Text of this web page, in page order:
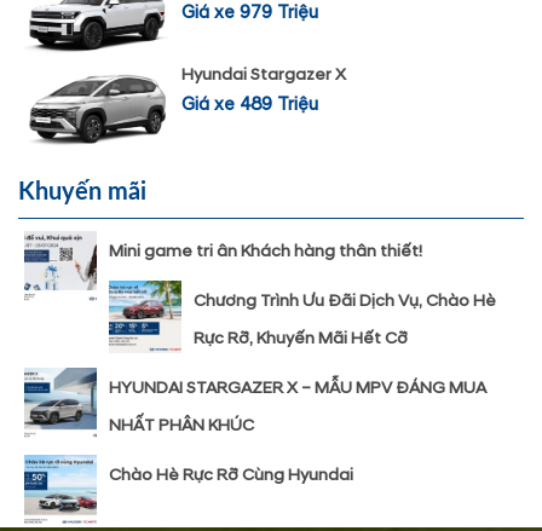
Giá xe 979 Triệu
Hyundai Stargazer X
Giá xe 489 Triệu
Khuyến mãi
Mini game tri ân Khách hàng thân thiết!
Chương Trình Ưu Đãi Dịch Vụ, Chào Hè
Rực Rỡ, Khuyến Mãi Hết Cỡ
HYUNDAI STARGAZER X – MẪU MPV ĐÁNG MUA
NHẤT PHÂN KHÚC
Chào Hè Rực Rỡ Cùng Hyundai